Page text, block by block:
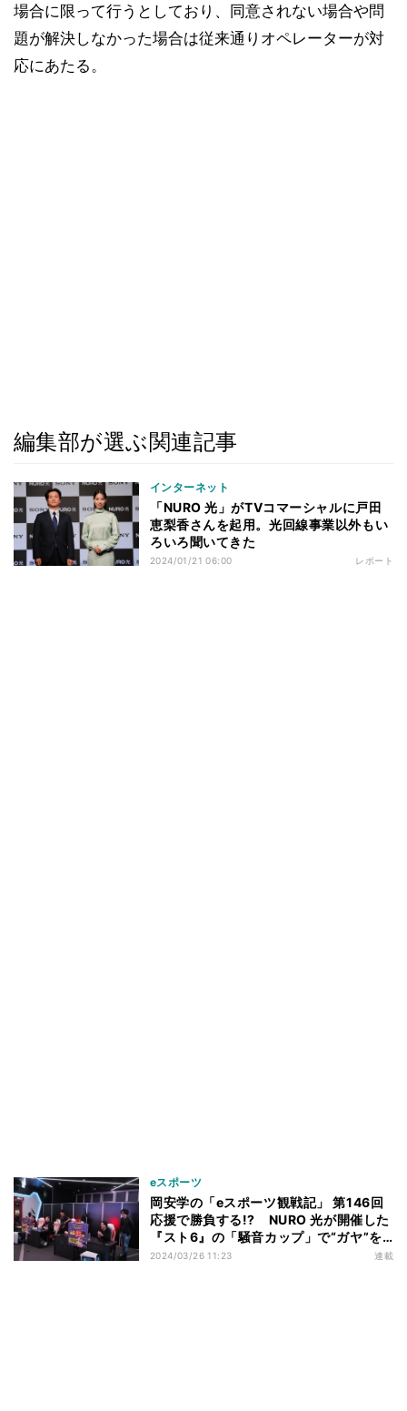
場合に限って行うとしており、同意されない場合や問
題が解決しなかった場合は従来通りオペレーターが対
応にあたる。
編集部が選ぶ関連記事
インターネット
「NURO 光」がTVコマーシャルに戸田
恵梨香さんを起用。光回線事業以外もい
ろいろ聞いてきた
2024/01/21 06:00 レポート
eスポーツ
岡安学の「eスポーツ観戦記」 第146回
応援で勝負する!? NURO 光が開催した
『スト6』の「騒音カップ」で“ガヤ”を
聞いてきた
2024/03/26 11:23 連載